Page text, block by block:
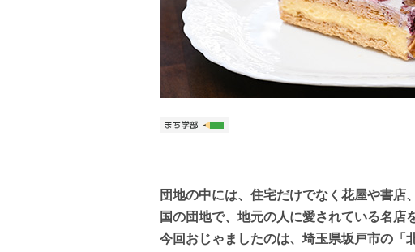
団地の中には、住宅だけでなく花屋や書
国の団地で、地元の人に愛されている名店
今回おじゃましたのは、埼玉県坂戸市の「